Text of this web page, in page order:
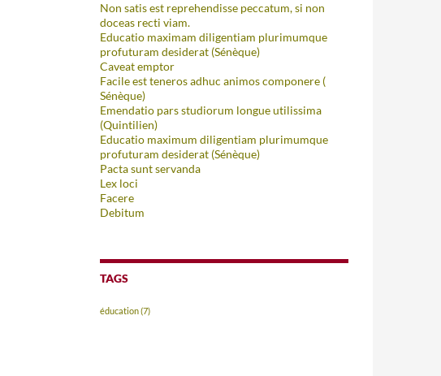
Non satis est reprehendisse peccatum, si non
doceas recti viam.
Educatio maximam diligentiam plurimumque
profuturam desiderat (Sénèque)
Caveat emptor
Facile est teneros adhuc animos componere (
Sénèque)
Emendatio pars studiorum longue utilissima
(Quintilien)
Educatio maximum diligentiam plurimumque
profuturam desiderat (Sénèque)
Pacta sunt servanda
Lex loci
Facere
Debitum
TAGS
éducation(7)